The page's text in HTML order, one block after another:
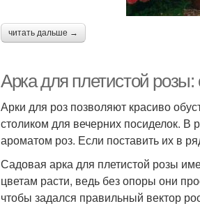
читать дальше →
Арка для плетистой розы:
Арки для роз позволяют красиво
столиком для вечерних посиделок. В
ароматом роз. Если поставить их в
Садовая арка для плетистой розы
цветам расти, ведь без опоры они
чтобы задался правильный вектор